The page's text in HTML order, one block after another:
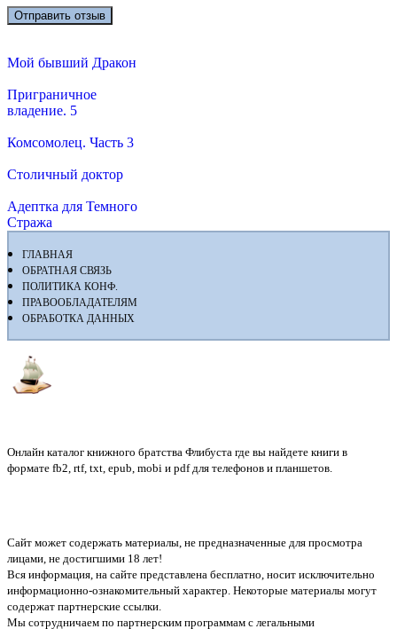
Мой бывший Дракон
Приграничное
владение. 5
Комсомолец. Часть 3
Столичный доктор
Адептка для Темного
Стража
ГЛАВНАЯ
ОБРАТНАЯ СВЯЗЬ
ПОЛИТИКА КОНФ.
ПРАВООБЛАДАТЕЛЯМ
ОБРАБОТКА ДАННЫХ
Онлайн каталог книжного братства Флибуста где вы найдете книги в
формате fb2, rtf, txt, epub, mobi и pdf для телефонов и планшетов.
Сайт может содержать материалы, не предназначенные для просмотра
лицами, не достигшими 18 лет!
Вся информация, на сайте представлена бесплатно, носит исключительно
информационно-ознакомительный характер. Некоторые материалы могут
содержат партнерские ссылки.
Мы сотрудничаем по партнерским программам с легальными